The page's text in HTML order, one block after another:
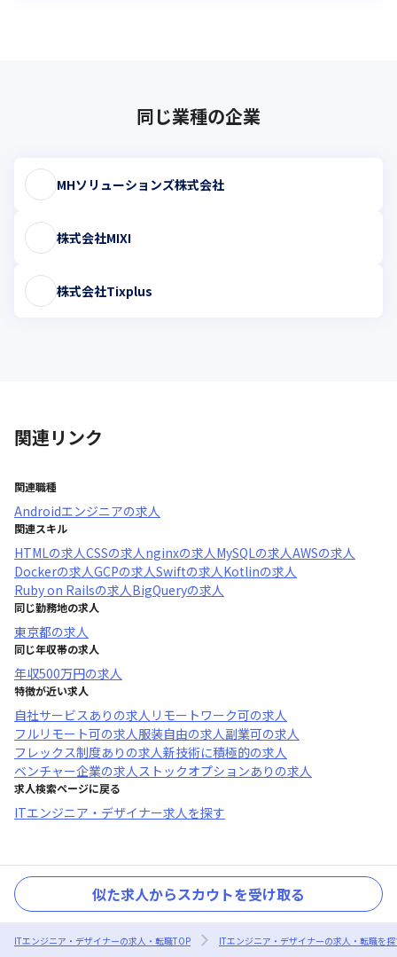
同じ業種の企業
MHソリューションズ株式会社
株式会社MIXI
株式会社Tixplus
関連リンク
関連職種
Androidエンジニアの求人
関連スキル
HTMLの求人CSSの求人nginxの求人MySQLの求人AWSの求人
Dockerの求人GCPの求人Swiftの求人Kotlinの求人
Ruby on Railsの求人BigQueryの求人
同じ勤務地の求人
東京都の求人
同じ年収帯の求人
年収500万円の求人
特徴が近い求人
自社サービスあり の求人 リモートワーク可の求人
フルリモート可の求人服装自由の求人副業可の求人
フレックス制度あり の求人新技術に積極的の求人
ベンチャー企業の求人ストックオプションあり の求人
求人検索ページに戻る
ITエンジニア・デザイナー求人を探す
似た求人からスカウトを受け取る
ITエンジニア・デザイナーの求人・転職TOP ITエンジニア・デザイナーの求人・転職を